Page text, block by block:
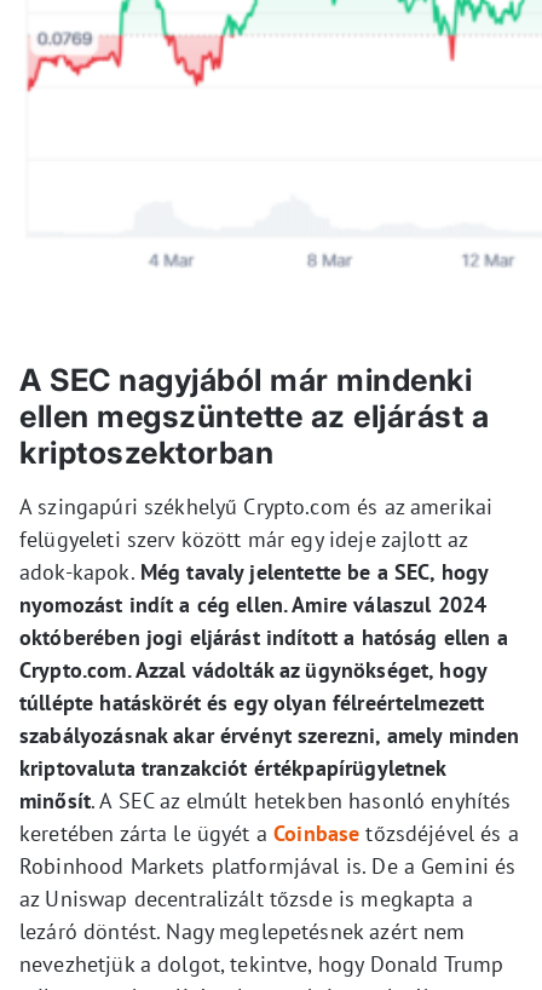
A SEC nagyjából már mindenki
ellen megszüntette az eljárást a
kriptoszektorban
A szingapúri székhelyű Crypto.com és az amerikai
felügyeleti szerv között már egy ideje zajlott az
adok-kapok. Még tavaly jelentette be a SEC, hogy
nyomozást indít a cég ellen. Amire válaszul 2024
októberében jogi eljárást indított a hatóság ellen a
Crypto.com. Azzal vádolták az ügynökséget, hogy
túllépte hatáskörét és egy olyan félreértelmezett
szabályozásnak akar érvényt szerezni, amely minden
kriptovaluta tranzakciót értékpapírügyletnek
minősít. A SEC az elmúlt hetekben hasonló enyhítés
keretében zárta le ügyét aCoinbase tőzsdéjével és a
Robinhood Markets platformjával is. De a Gemini és
az Uniswap decentralizált tőzsde is megkapta a
lezáró döntést. Nagy meglepetésnek azért nem
nevezhetjük a dolgot, tekintve, hogy Donald Trump